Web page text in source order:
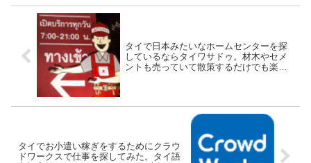
タイで日本みたいなホームセンターを探
しているならタイワサドゥ。材木やセメ
ントも売っていて散策するだけでも楽し
タイでお小遣い稼ぎをするためにクラウ
ドワークスで仕事を探してみた。タイ語